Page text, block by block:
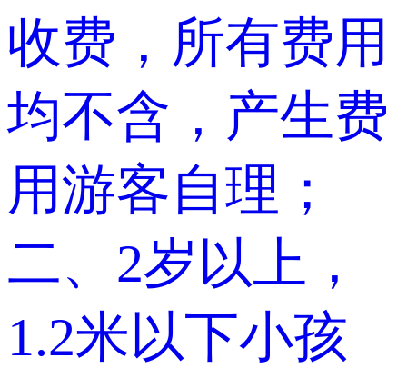
收费，所有费用
均不含，产生费
用游客自理；
二、2岁以上，
1.2米以下小孩